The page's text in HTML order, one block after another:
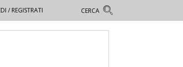
/ REGISTRATI